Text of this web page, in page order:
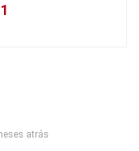
atrás